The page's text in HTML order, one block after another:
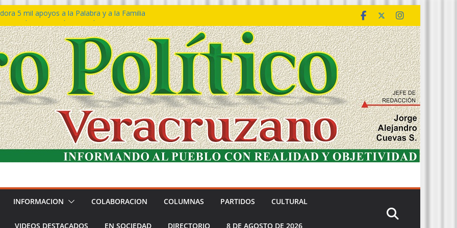
5 mil apoyos a la Palabra y a la Familia
Declaraciones de Procedencia en contra
𝙂𝙤𝙗𝙞𝙚𝙧𝙣𝙤 𝙙𝙚𝙡 𝙀𝙨𝙩𝙖𝙙𝙤 𝙖 𝙙𝙞𝙨𝙛𝙧𝙪𝙩𝙖𝙧
𝙙𝙚𝙡 𝙈𝙖𝙧 𝙚𝙣 𝘾𝙤𝙖𝙩𝙯𝙖𝙘𝙤𝙖𝙡𝙘𝙤𝙨
de policías con vocación de servicio y
SSP
Bravo rechaza acusaciones y asegura que
solicitud de desafuero
INFORMACION COLABORACION COLUMNAS PARTIDOS CULTURAL
VIDEOS DESTACADOS EN SOCIEDAD DIRECTORIO 8 DE AGOSTO DE 2026